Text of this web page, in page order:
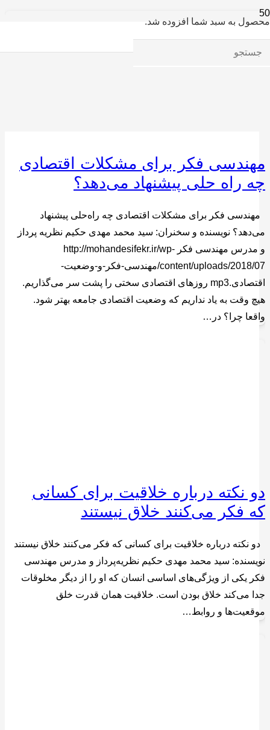
محصول به سبد شما افزوده شد.
مهندسی فکر برای مشکلات اقتصادی
چه راه حلی پیشنهاد می‌دهد؟
مهندسی فکر برای مشکلات اقتصادی چه راه‌حلی پیشنهاد
می‌دهد؟ نویسنده و سخنران: سید محمد مهدی حکیم نظریه پرداز
و مدرس مهندسی فکر http://mohandesifekr.ir/wp-
content/uploads/2018/07/مهندسی-فکر-و-وضعیت-
اقتصادی.mp3 روزهای اقتصادی سختی را پشت سر می‌گذاریم.
هیچ وقت به یاد نداریم که وضعیت اقتصادی جامعه بهتر شود.
واقعا چرا؟ در…
دو نکته درباره خلاقیت برای کسانی
که فکر می‌کنند خلاق نیستند
دو نکته درباره خلاقیت برای کسانی که فکر می‌کنند خلاق نیستند
نویسنده: سید محمد مهدی حکیم نظریه‌پرداز و مدرس مهندسی
فکر یکی از ویژگی‌های اساسی انسان که او را از دیگر مخلوقات
جدا می‌کند خلاق بودن است. خلاقیت همان قدرت خلق
موقعیت‌ها و روابط…